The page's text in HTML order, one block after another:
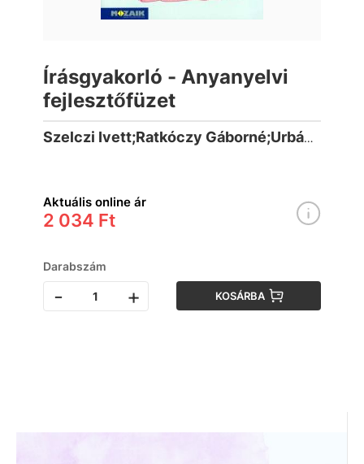
Írásgyakorló - Anyanyelvi
fejlesztőfüzet
Szelczi Ivett;Ratkóczy Gáborné;Urbán Mónika
Aktuális online ár
2 034 Ft
Darabszám
- + KOSÁRBA